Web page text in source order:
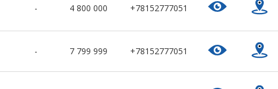
- 4 800 000 +78152777051
- 7 799 999 +78152777051